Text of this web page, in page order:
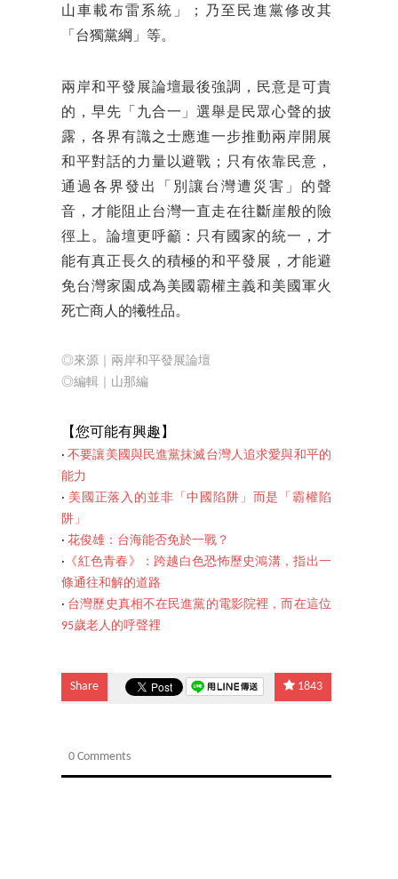
山車載布雷系統」；乃至民進黨修改其
「台獨黨綱」等。
兩岸和平發展論壇最後強調，民意是可貴
的，早先「九合一」選舉是民眾心聲的披
露，各界有識之士應進一步推動兩岸開展
和平對話的力量以避戰；只有依靠民意，
通過各界發出「別讓台灣遭災害」的聲
音，才能阻止台灣一直走在往斷崖般的險
徑上。論壇更呼籲：只有國家的統一，才
能有真正長久的積極的和平發展，才能避
免台灣家園成為美國霸權主義和美國軍火
死亡商人的犧牲品。
◎來源｜ 兩岸和平發展論壇
◎編輯｜山那編
【您可能有興趣】
‧不要讓美國與民進黨抹滅台灣人追求愛與和平的
能力
‧ 美國正落入的並非「中國陷阱」而是「霸權陷
阱」
‧ 花俊雄：台海能否免於一戰？
‧ 《紅色青春》：跨越白色恐怖歷史鴻溝，指出一
條通往和解的道路
‧ 台灣歷史真相不在民進黨的電影院裡，而在這位
95歲老人的呼聲裡
Share 1843
0 Comments